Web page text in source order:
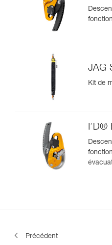
JAG
Kit de
I’D®
Précédent